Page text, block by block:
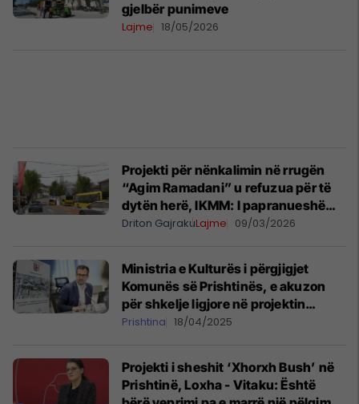
gjelbër punimeve
Lajme 18/05/2026
Projekti për nënkalimin në rrugën
“Agim Ramadani” u refuzua për të
dytën herë, IKMM: I papranueshëm
në formën aktuale
Driton GajrakuLajme 09/03/2026
Ministria e Kulturës i përgjigjet
Komunës së Prishtinës, e akuzon
për shkelje ligjore në projektin
“Xhorxh Bush”
Prishtina 18/04/2025
Projekti i sheshit ‘Xhorxh Bush’ në
Prishtinë, Loxha - Vitaku: Është